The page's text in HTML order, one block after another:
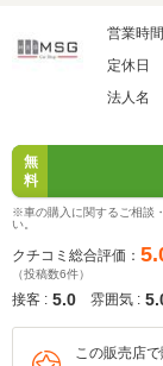
営業時間
定休日
法人名
無
料
※車の購入に関するご相談
い。
クチコミ総合評価：
（投稿数6件）
接客 : 5.0 雰囲気 :
この販売店